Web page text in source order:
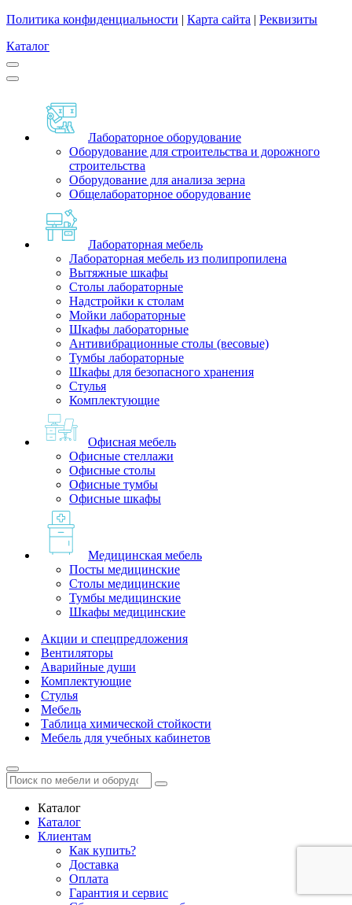
Политика конфиденциальности | Карта сайта | Реквизиты
Каталог
Лабораторное оборудование
Оборудование для строительства и дорожного
строительства
Оборудование для анализа зерна
Общелабораторное оборудование
Лабораторная мебель
Лабораторная мебель из полипропилена
Вытяжные шкафы
Столы лабораторные
Надстройки к столам
Мойки лабораторные
Шкафы лабораторные
Антивибрационные столы (весовые)
Тумбы лабораторные
Шкафы для безопасного хранения
Стулья
Комплектующие
Офисная мебель
Офисные стеллажи
Офисные столы
Офисные тумбы
Офисные шкафы
Медицинская мебель
Посты медицинские
Столы медицинские
Тумбы медицинские
Шкафы медицинские
Акции и спецпредложения
Вентиляторы
Аварийные души
Комплектующие
Стулья
Мебель
Таблица химической стойкости
Мебель для учебных кабинетов
Каталог
Каталог
Клиентам
Как купить?
Доставка
Оплата
Гарантия и сервис